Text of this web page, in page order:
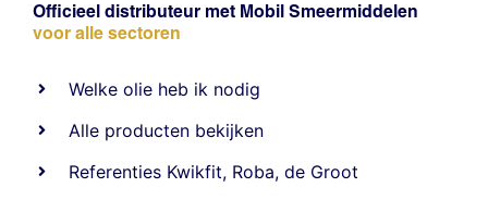
Officieel distributeur met Mobil Smeermiddelen
voor alle sectoren
Welke olie heb ik nodig
Alle producten bekijken
Referenties Kwikfit, Roba,de Groot